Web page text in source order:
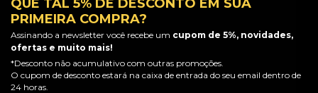
QUE TAL 5% DE DESCONTO EM SUA
PRIMEIRA COMPRA?
Assinando a newsletter você recebe um cupom de 5%, novidades,
ofertas e muito mais!
*Desconto não acumulativo com outras promoções.
O cupom de desconto estará na caixa de entrada do seu email dentro de
24 horas.